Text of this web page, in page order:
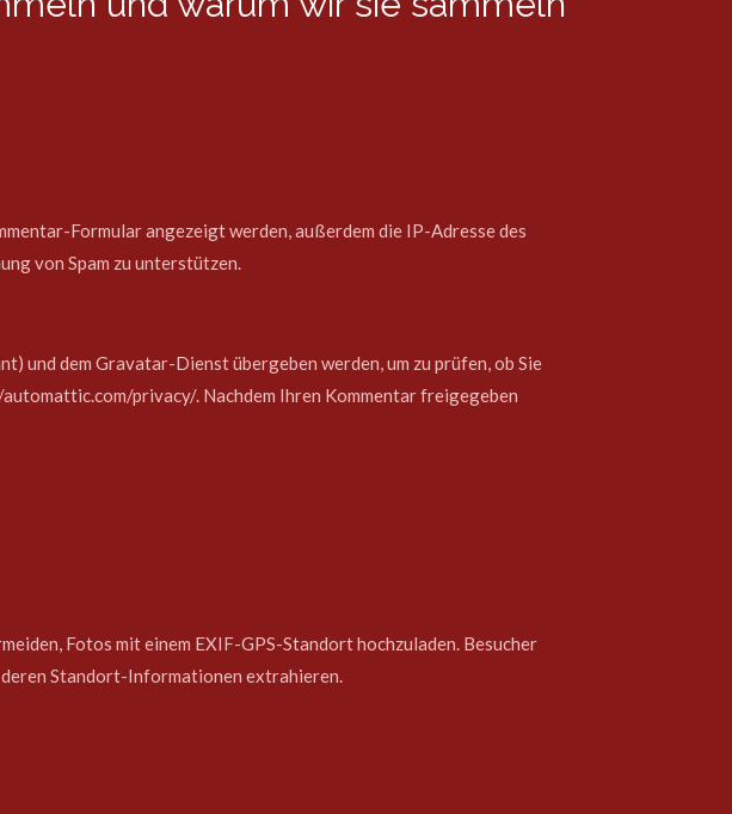
Formular angezeigt werden, außerdem die IP-Adresse des
von Spam zu unterstützen.
und dem Gravatar-Dienst übergeben werden, um zu prüfen, ob Sie
privacy/. Nachdem Ihren Kommentar freigegeben
Fotos mit einem EXIF-GPS-Standort hochzuladen. Besucher
Standort-Informationen extrahieren.